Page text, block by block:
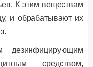
К этим веществам
и обрабатывают их
дезинфицирующим
средством,